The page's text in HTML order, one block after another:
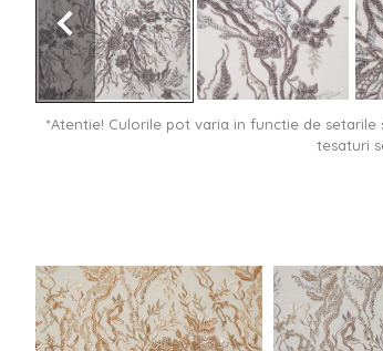
*Atentie! Culorile pot varia in functie de
tesaturi